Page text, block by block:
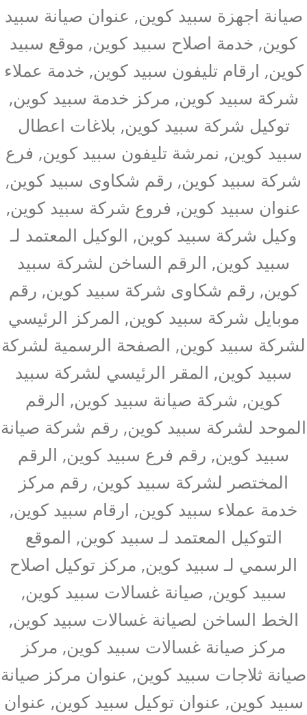
صيانة اجهزة سبيد كوين, عنوان صيانة سبيد
كوين, خدمة اصلاح سبيد كوين, موقع سبيد
كوين, ارقام تليفون سبيد كوين, خدمة عملاء
شركة سبيد كوين, مركز خدمة سبيد كوين,
توكيل شركة سبيد كوين, بلاغات اعطال
سبيد كوين, نمرشة تليفون سبيد كوين, فرع
شركة سبيد كوين, رقم شكاوى سبيد كوين,
عنوان سبيد كوين, فروع شركة سبيد كوين,
وكيل شركة سبيد كوين, الوكيل المعتمد لـ
سبيد كوين, الرقم الساخن لشركة سبيد
كوين, رقم شكاوى شركة سبيد كوين, رقم
موبايل شركة سبيد كوين, المركز الرئيسي
لشركة سبيد كوين, الصفحة الرسمية لشركة
سبيد كوين, المقر الرئيسي لشركة سبيد
كوين, شركة صيانة سبيد كوين, الرقم
الموحد لشركة سبيد كوين, رقم شركة صيانة
سبيد كوين, رقم فرع سبيد كوين, الرقم
المختصر لشركة سبيد كوين, رقم مركز
خدمة عملاء سبيد كوين, ارقام سبيد كوين,
التوكيل المعتمد لـ سبيد كوين, الموقع
الرسمي لـ سبيد كوين, مركز توكيل اصلاح
سبيد كوين, صيانة غسالات سبيد كوين,
الخط الساخن لصيانة غسالات سبيد كوين,
مركز صيانة غسالات سبيد كوين, مركز
صيانة ثلاجات سبيد كوين, عنوان مركز صيانة
سبيد كوين, عنوان توكيل سبيد كوين, عنوان